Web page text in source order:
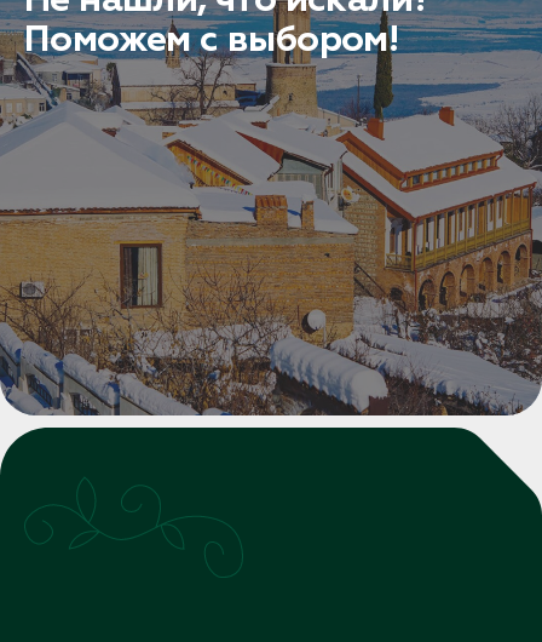
Поможем с выбором!
Заказать трансфер
Нажимая на кнопку, вы соглашаетесь с условиями
Политики конфиденциальности
Заявка успешно